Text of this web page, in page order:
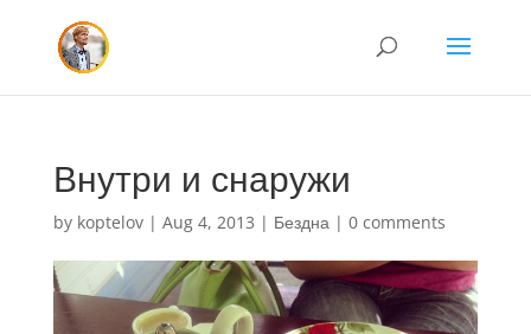
Внутри и снаружи
by koptelov| Aug 4, 2013 | Бездна| 0 comments